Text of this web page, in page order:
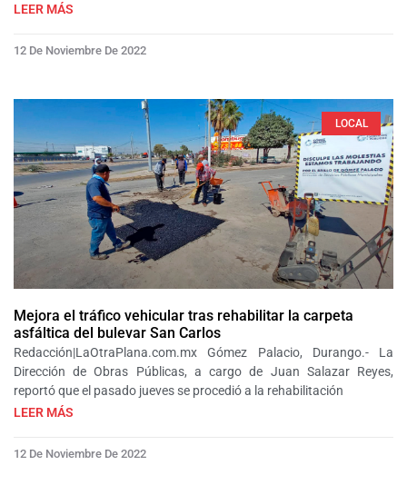
LEER MÁS
12 De Noviembre De 2022
LOCAL
Mejora el tráfico vehicular tras rehabilitar la carpeta
asfáltica del bulevar San Carlos
Redacción|LaOtraPlana.com.mx Gómez Palacio, Durango.- La
Dirección de Obras Públicas, a cargo de Juan Salazar Reyes,
reportó que el pasado jueves se procedió a la rehabilitación
LEER MÁS
12 De Noviembre De 2022